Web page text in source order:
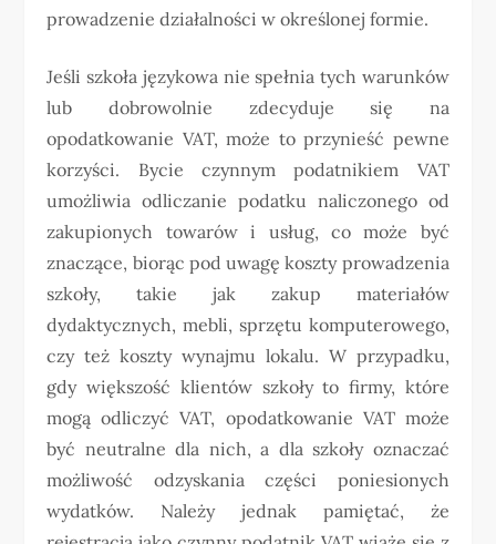
prowadzenie działalności w określonej formie.
Jeśli szkoła językowa nie spełnia tych warunków
lub dobrowolnie zdecyduje się na
opodatkowanie VAT, może to przynieść pewne
korzyści. Bycie czynnym podatnikiem VAT
umożliwia odliczanie podatku naliczonego od
zakupionych towarów i usług, co może być
znaczące, biorąc pod uwagę koszty prowadzenia
szkoły, takie jak zakup materiałów
dydaktycznych, mebli, sprzętu komputerowego,
czy też koszty wynajmu lokalu. W przypadku,
gdy większość klientów szkoły to firmy, które
mogą odliczyć VAT, opodatkowanie VAT może
być neutralne dla nich, a dla szkoły oznaczać
możliwość odzyskania części poniesionych
wydatków. Należy jednak pamiętać, że